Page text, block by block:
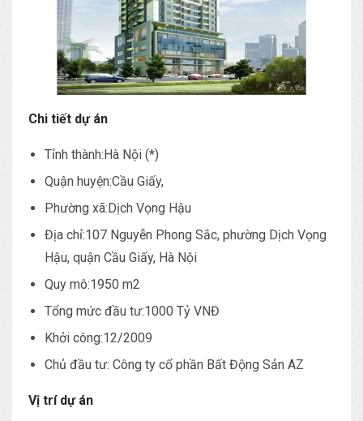
Chi tiết dự án
Tỉnh thành:Hà Nội (*)
Quận huyện:Cầu Giấy,
Phường xã:Dịch Vọng Hậu
Địa chỉ:107 Nguyễn Phong Sắc, phường Dịch Vọng
Hậu, quận Cầu Giấy, Hà Nội
Quy mô:1950 m2
Tổng mức đầu tư:1000 Tỷ VNĐ
Khởi công:12/2009
Chủ đầu tư: Công ty cổ phần Bất Động Sản AZ
Vị trí dự án